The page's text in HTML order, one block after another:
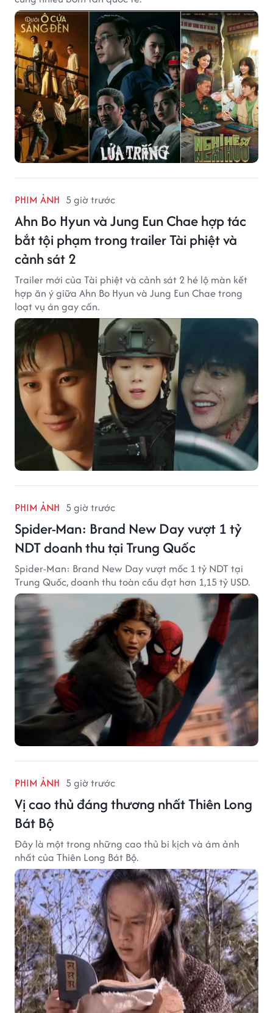
PHIM ẢNH 5 giờ trước
Ahn Bo Hyun và Jung Eun Chae hợp tác
bắt tội phạm trong trailer Tài phiệt và
cảnh sát 2
Trailer mới của Tài phiệt và cảnh sát 2 hé lộ màn kết
hợp ăn ý giữa Ahn Bo Hyun và Jung Eun Chae trong
loạt vụ án gay cấn.
PHIM ẢNH 5 giờ trước
Spider-Man: Brand New Day vượt 1 tỷ
NDT doanh thu tại Trung Quốc
Spider-Man: Brand New Day vượt mốc 1 tỷ NDT tại
Trung Quốc, doanh thu toàn cầu đạt hơn 1,15 tỷ USD.
PHIM ẢNH 5 giờ trước
Vị cao thủ đáng thương nhất Thiên Long
Bát Bộ
Đây là một trong những cao thủ bi kịch và ám ảnh
nhất của Thiên Long Bát Bộ.